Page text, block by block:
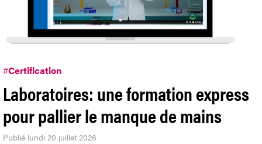
#Certification
Laboratoires: une formation express
pour pallier le manque de mains
Publié lundi 20 juillet 2026